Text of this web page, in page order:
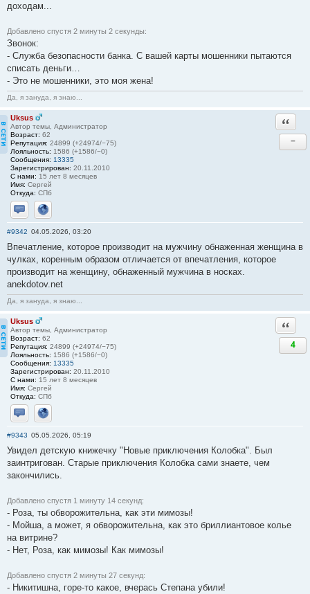
доходам...
Добавлено спустя 2 минуты 2 секунды:
Звонок:
- Служба безопасности банка. С вашей карты мошенники пытаются
списать деньги…
- Это не мошенники, это моя жена!
Да, я зануда, я знаю...
Uksus
Автор темы, Администратор
Возраст: 62
Репутация: 24899 (+24974/−75)
Лояльность: 1586 (+1586/−0)
Сообщения: 13335
Зарегистрирован: 20.11.2010
С нами: 15 лет 8 месяцев
Имя: Сергей
Откуда: СПб
Отправить личное сообщение
Сайт
−
#9342 04.05.2026, 03:20
Впечатление, которое производит на мужчину обнаженная женщина в
чулках, коренным образом отличается от впечатления, которое
производит на женщину, обнаженный мужчина в носках.
anekdotov.net
Да, я зануда, я знаю...
Uksus
Автор темы, Администратор
Возраст: 62
Репутация: 24899 (+24974/−75)
Лояльность: 1586 (+1586/−0)
Сообщения: 13335
Зарегистрирован: 20.11.2010
С нами: 15 лет 8 месяцев
Имя: Сергей
Откуда: СПб
Отправить личное сообщение
Сайт
4
#9343 05.05.2026, 05:19
Увидел детскую книжечку "Новые приключения Колобка". Был
заинтригован. Старые приключения Колобка сами знаете, чем
закончились.
Добавлено спустя 1 минуту 14 секунд:
- Роза, ты обворожительна, как эти мимозы!
- Мойша, а может, я обворожительна, как это бриллиантовое колье
на витрине?
- Нет, Роза, как мимозы! Как мимозы!
Добавлено спустя 2 минуты 27 секунд:
- Никитишна, горе-то какое, вчерась Степана убили!